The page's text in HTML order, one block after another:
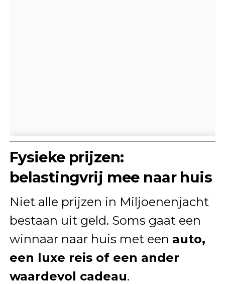
Fysieke prijzen:
belastingvrij mee naar huis
Niet alle prijzen in Miljoenenjacht
bestaan uit geld. Soms gaat een
winnaar naar huis met een auto,
een luxe reis of een ander
waardevol cadeau.